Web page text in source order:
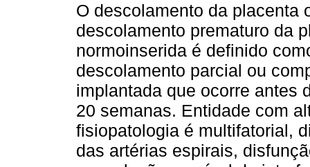
O descolamento da placenta
descolamento prematuro da
normoinserida é definido
descolamento parcial ou
implantada que ocorre antes
20 semanas. Entidade com
fisiopatologia é multifatorial,
das artérias espirais,